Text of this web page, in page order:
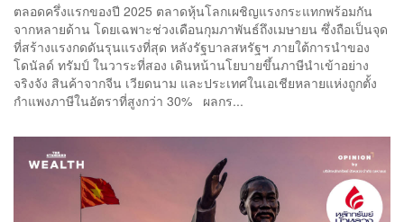
ตลอดครึ่งแรกของปี 2025 ตลาดหุ้นโลกเผชิญแรงกระแทกพร้อมกัน
จากหลายด้าน โดยเฉพาะช่วงเดือนกุมภาพันธ์ถึงเมษายน ซึ่งถือเป็นจุด
ที่สร้างแรงกดดันรุนแรงที่สุด หลังรัฐบาลสหรัฐฯ ภายใต้การนำของ
โดนัลด์ ทรัมป์ ในวาระที่สอง เดินหน้านโยบายขึ้นภาษีนำเข้าอย่าง
จริงจัง สินค้าจากจีน เวียดนาม และประเทศในเอเชียหลายแห่งถูกตั้ง
กำแพงภาษีในอัตราที่สูงกว่า 30% ผลกร...